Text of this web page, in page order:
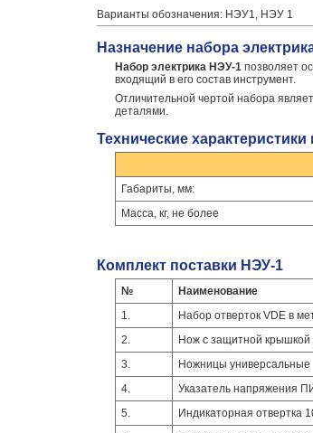
Варианты обозначения: НЭУ1, НЭУ 1
Назначение набора
Набор электрика НЭУ-1 позволяет
входящий в его состав инструмент.
Отличительной чертой набора
деталями.
Технические
Габариты, мм:
Масса, кг, не более
Комплект поставки НЭУ-1
№ Наименование
1.
Набор отверток VDE в
2.
Нож с защитной
3.
Ножницы универсальные
4.
Указатель напряжения
5.
Индикаторная отвертка